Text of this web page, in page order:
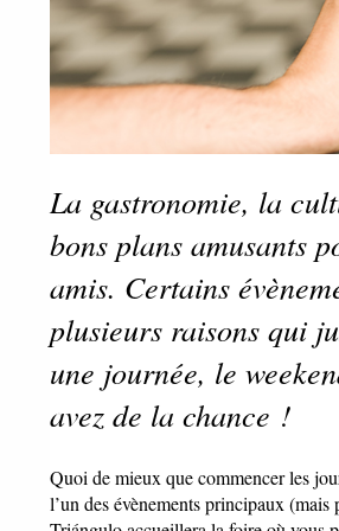
La gastronomie, la
bons plans amusants
amis. Certains
plusieurs raisons qui
une journée, le
avez de la chance !
Quoi de mieux que commencer les
l’un des évènements principaux